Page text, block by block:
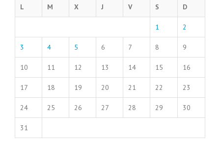
L M X J V S D
1 2
3 4 5 6 7 8 9
10 11 12 13 14 15 16
17 18 19 20 21 22 23
24 25 26 27 28 29 30
31